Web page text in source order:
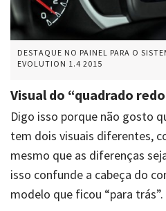
DESTAQUE NO PAINEL PARA O
EVOLUTION 1.4 2015
Visual do “quadrado
Digo isso porque não gosto
tem dois visuais diferentes,
mesmo que as diferenças
isso confunde a cabeça do
modelo que ficou “para trás”.